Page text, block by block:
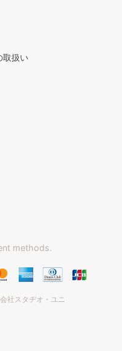
取扱い
methods.
社スタヂオ・ユニ